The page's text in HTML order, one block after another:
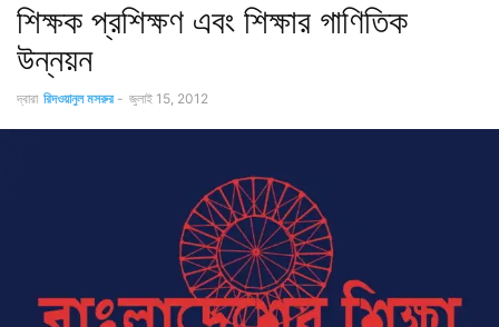
শিক্ষক প্রশিক্ষণ এবং শিক্ষার গাণিতিক
উন্নয়ন
দ্বারা রিদওয়ানুল মসরুর - জুলাই 15, 2012